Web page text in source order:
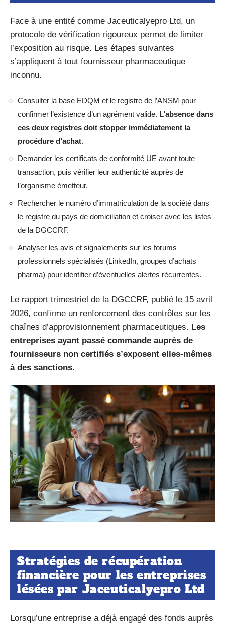
Face à une entité comme Jaceuticalyepro Ltd, un
protocole de vérification rigoureux permet de limiter
l’exposition au risque. Les étapes suivantes
s’appliquent à tout fournisseur pharmaceutique
inconnu.
Consulter la base EDQM et le registre de l’ANSM pour
confirmer l’existence d’un agrément valide. L’absence dans
ces deux registres doit stopper immédiatement la
procédure d’achat.
Demander les certificats de conformité UE avant toute
transaction, puis vérifier leur authenticité auprès de
l’organisme émetteur.
Rechercher le numéro d’immatriculation de la société dans
le registre du pays de domiciliation et croiser avec les listes
de la DGCCRF.
Analyser les avis et signalements sur les forums
professionnels spécialisés (LinkedIn, groupes d’achats
pharma) pour identifier d’éventuelles alertes récurrentes.
Le rapport trimestriel de la DGCCRF, publié le 15 avril
2026, confirme un renforcement des contrôles sur les
chaînes d’approvisionnement pharmaceutiques. Les
entreprises ayant passé commande auprès de
fournisseurs non certifiés s’exposent elles-mêmes
à des sanctions.
Stratégies de récupération
financière pour les entreprises
lésées par Jaceuticalyepro Ltd
Lorsqu’une entreprise a déjà engagé des fonds auprès